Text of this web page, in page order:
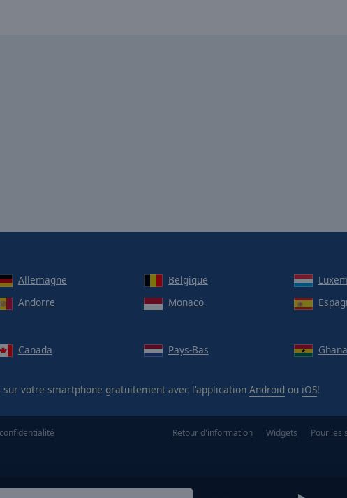
Allemagne Belgique
Andorre Monaco
Canada Pays-Bas Ghana
sur votre smartphone gratuitement avec l'application Android ou iOS!
Retour d'information Widgets Pour les